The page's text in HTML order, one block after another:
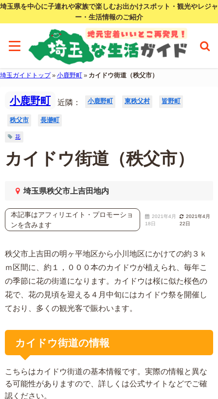
埼玉県を中心に子連れや家族で楽しむお出かけスポット・観光やレジャ
ー・生活情報のご紹介
埼玉ガイドトップ» 小鹿野町 » カイドウ街道（秩父市）
小鹿野町 近隣： 小鹿野町 東秩父村 皆野町
秩父市 長瀞町
花
カイドウ街道（秩父市）
埼玉県秩父市上吉田地内
本記事はアフィリエイト・プロモーショ
ンを含みます
2021年4月
18日
2021年4月
22日
秩父市上吉田の明ヶ平地区から小川地区にかけての約３ｋ
ｍ区間に、約１，０００本のカイドウが植えられ、毎年こ
の季節に花の街道になります。カイドウは桜に似た桜色の
花で、花の見頃を迎える４月中旬にはカイドウ祭を開催し
ており、多くの観光客で賑わいます。
カイドウ街道の情報
こちらはカイドウ街道の基本情報です。実際の情報と異な
る可能性がありますので、詳しくは公式サイトなどでご確
認ください。